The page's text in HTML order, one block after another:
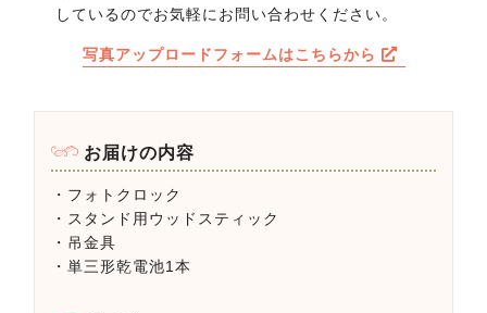
しているのでお気軽にお問い合わせください。
写真アップロードフォームはこちらから
お届けの内容
・フォトクロック
・スタンド用ウッドスティック
・吊金具
・単三形乾電池1本